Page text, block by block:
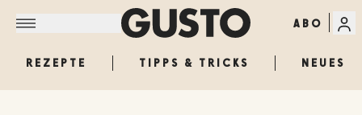
ABO
REZEPTE TIPPS & TRICKS NEUES